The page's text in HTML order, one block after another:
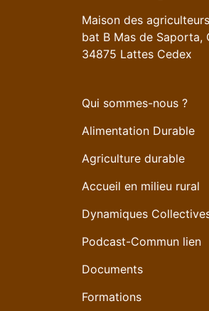
Maison des agriculteurs
bat B Mas de Saporta,
34875 Lattes Cedex
Qui sommes-nous ?
Alimentation Durable
Agriculture durable
Accueil en milieu rural
Dynamiques
Podcast-Commun lien
Documents
Formations